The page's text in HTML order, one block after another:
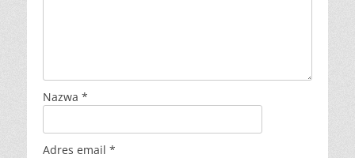
Nazwa *
Adres email *